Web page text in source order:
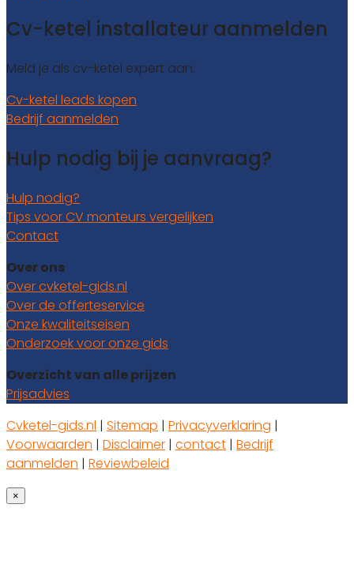
Cv-ketel installateur aanmelden
Meld je als cv-ketel expert aan.
Cv-ketel leads kopen
Bedrijf aanmelden
Hulp nodig bij je aanvraag?
Hulp nodig?
Tips voor CV monteurs vergelijken
Contact
Over ons
Over cvketel-gids.nl
Over de offerteservice
Onze kwaliteitseisen
Onderzoek voor onze gids
Overzicht van alle prijzen
Prijsadvies
Cvketel-gids.nl | Sitemap | Privacyverklaring |
Voorwaarden | Disclaimer | contact | Bedrijf
aanmelden | Reviewbeleid
×